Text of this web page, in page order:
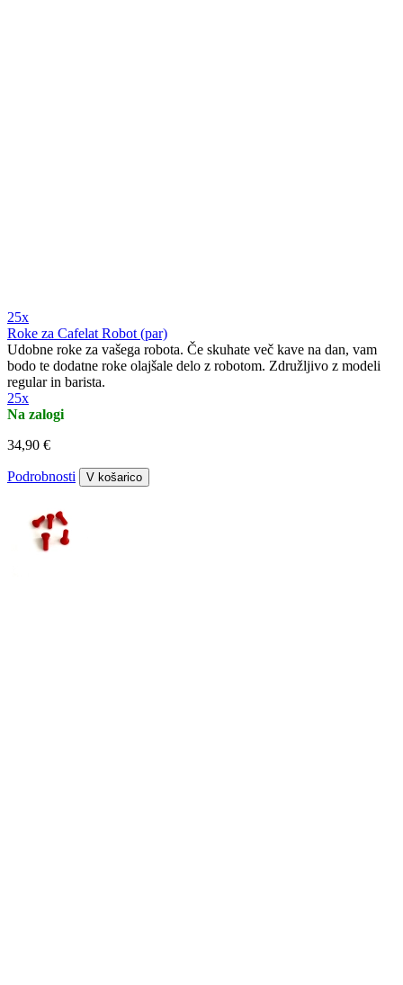
25x
Roke za Cafelat Robot (par)
Udobne roke za vašega robota. Če skuhate več kave na dan, vam
bodo te dodatne roke olajšale delo z robotom. Združljivo z modeli
regular in barista.
25x
Na zalogi
34,90 €
Podrobnosti V košarico